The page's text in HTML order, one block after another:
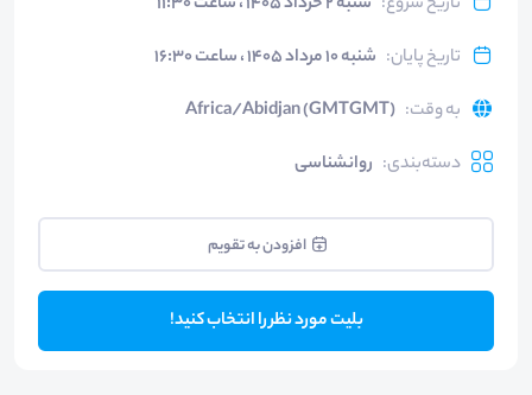
تاریخ پایان: شنبه ۱۰ مرداد ۱۴۰۵ ، ساعت ۱۶:۳۰
به وقت:
Africa/Abidjan (GMTGMT)
دسته‌بندی: روانشناسی
افزودن به تقویم
بلیت مورد نظر را انتخاب کنید!